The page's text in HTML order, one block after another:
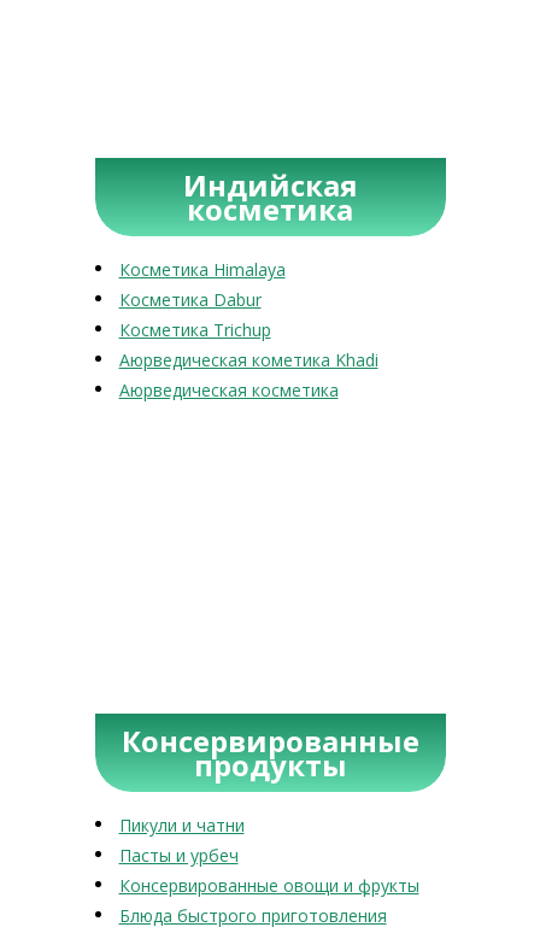
Индийская
косметика
Косметика Himalaya
Косметика Dabur
Косметика Trichup
Аюрведическая кометика Khadi
Аюрведическая косметика
Консервированные
продукты
Пикули и чатни
Пасты и урбеч
Консервированные овощи и фрукты
Блюда быстрого приготовления